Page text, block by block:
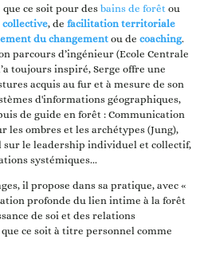
ce soit pour des bains de forêt ou
, de facilitation territoriale
du changement ou de coaching.
parcours d’ingénieur (Ecole Centrale
toujours inspiré, Serge offre une
acquis au fur et à mesure de son
d'informations géographiques,
de guide en forêt : Communication
les ombres et les archétypes (Jung),
le leadership individuel et collectif,
systémiques...
il propose dans sa pratique, avec «
profonde du lien intime à la forêt
de soi et des relations
ce soit à titre personnel comme